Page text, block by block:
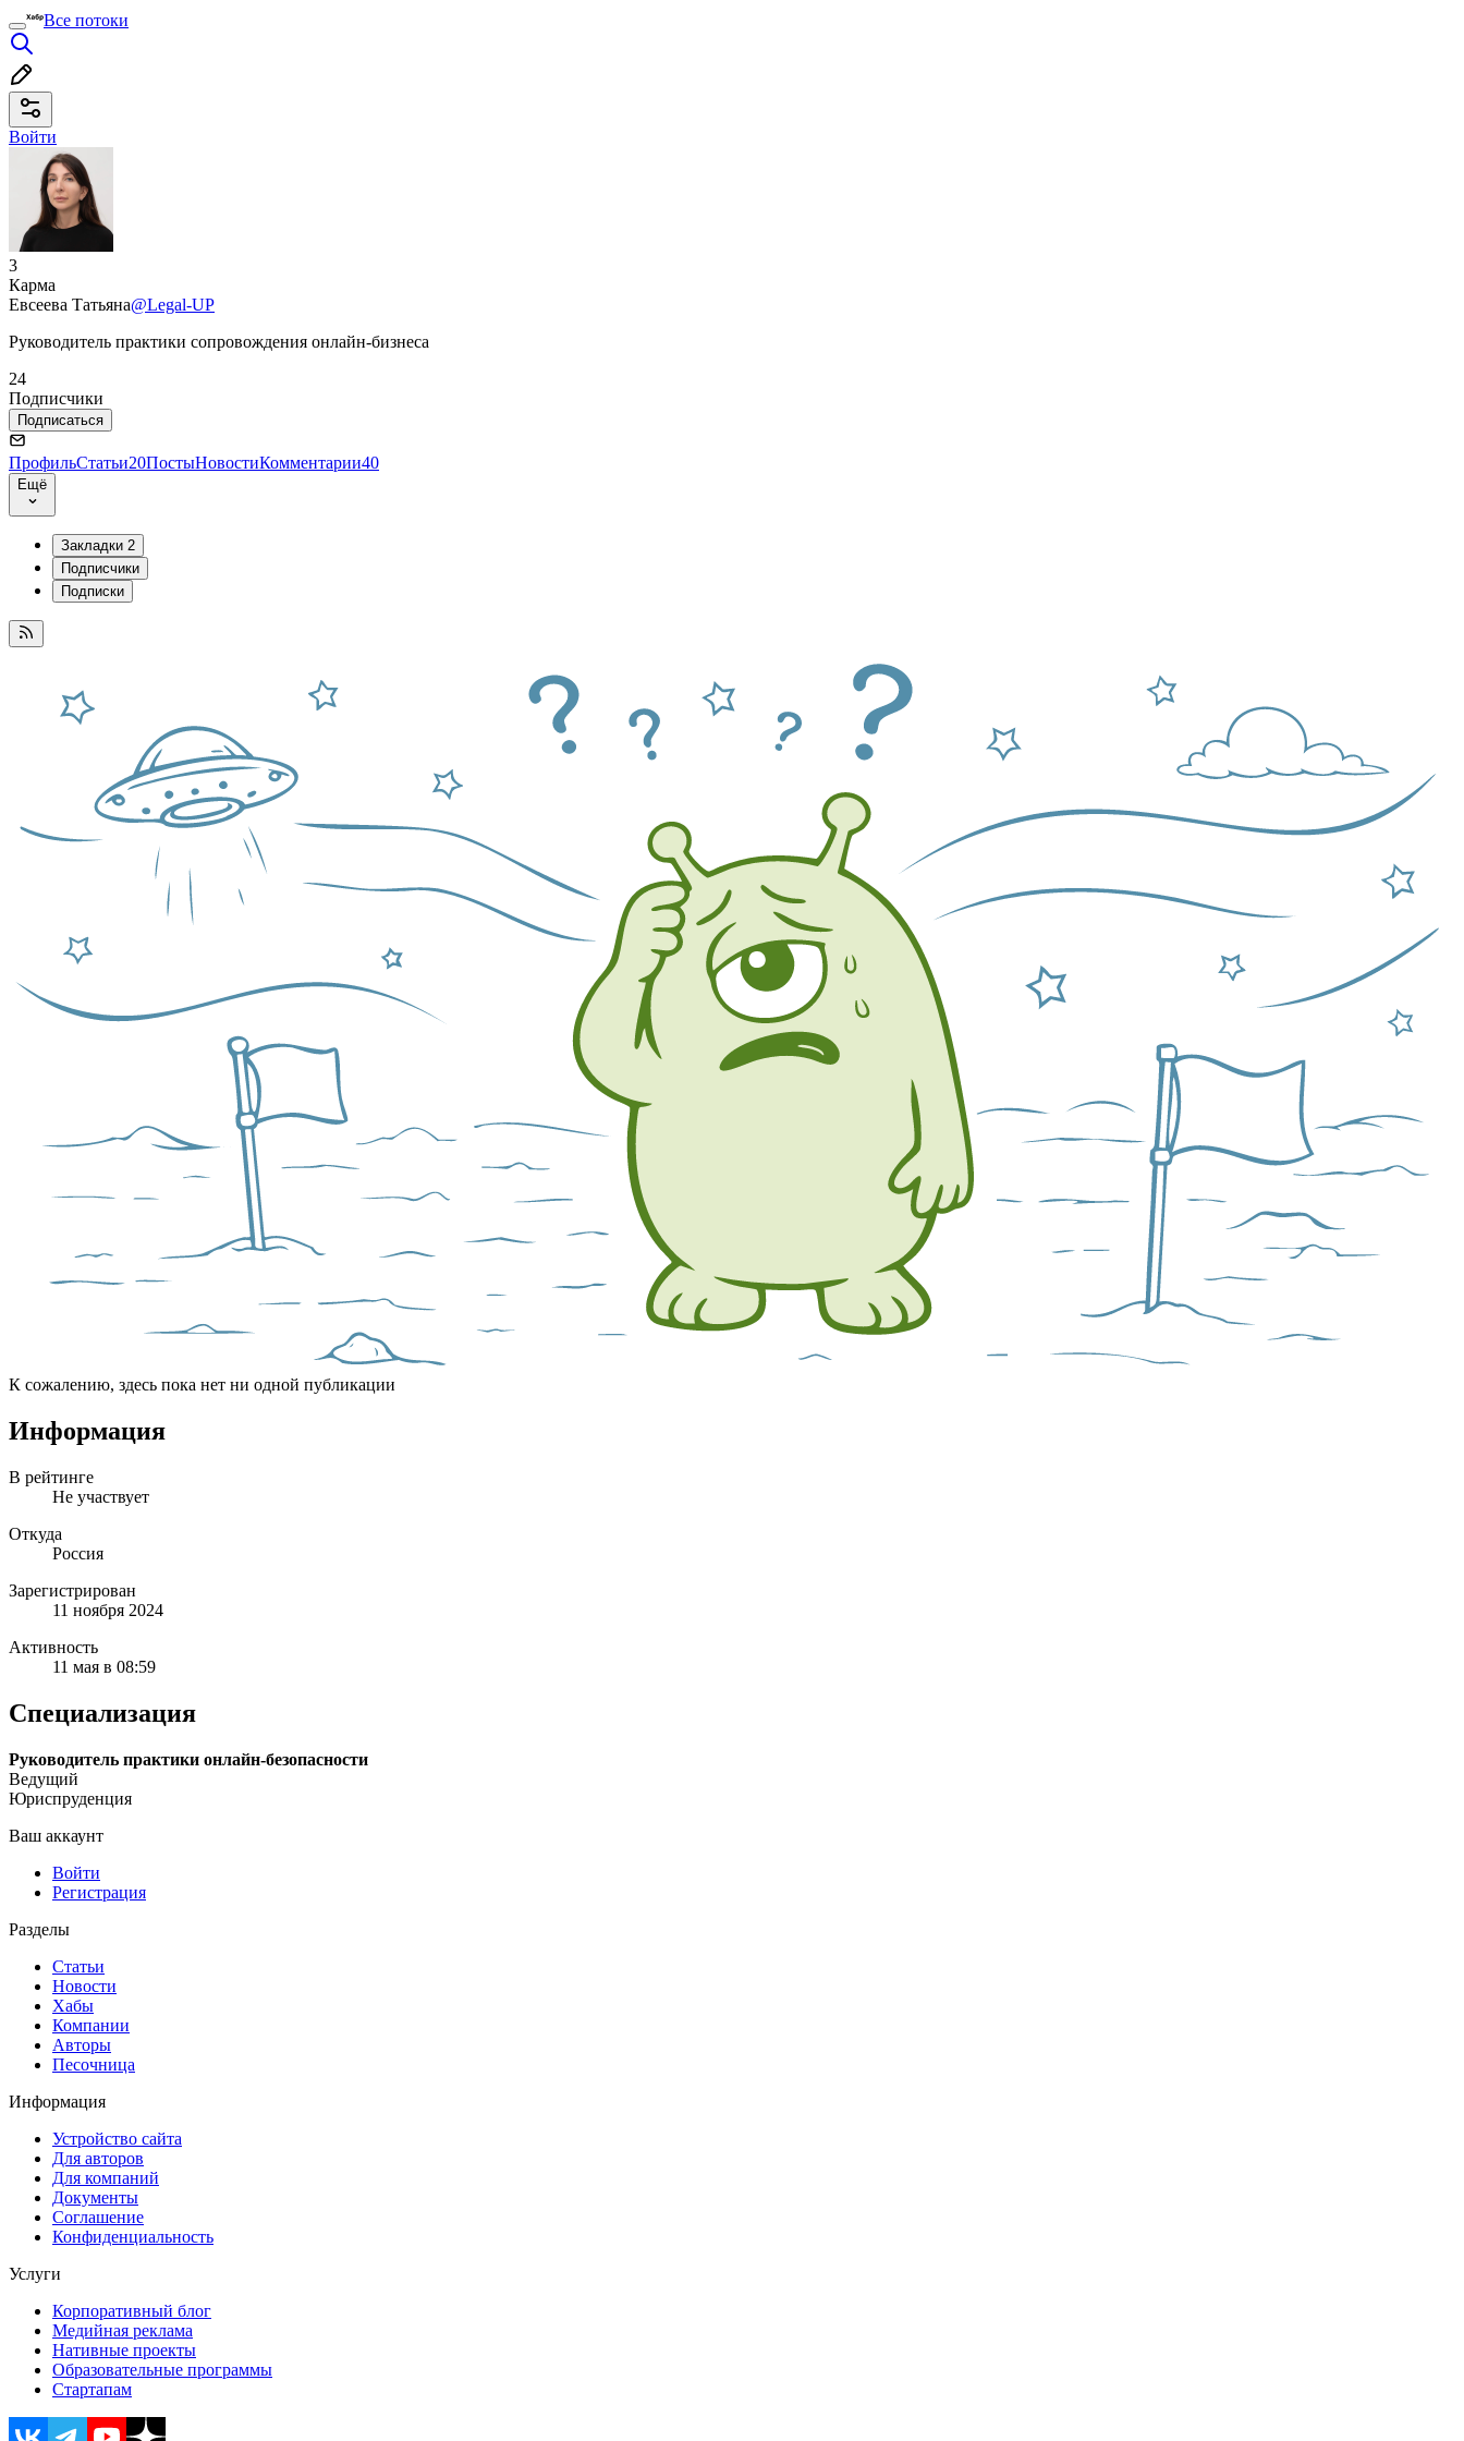
Все потоки
Войти
3
Карма
Евсеева Татьяна@Legal-UP
Руководитель практики сопровождения онлайн-бизнеса
24
Подписчики
Подписаться
ПрофильСтатьи20ПостыНовостиКомментарии40
Ещё
Закладки 2
Подписчики
Подписки
К сожалению, здесь пока нет ни одной публикации
Информация
В рейтинге
Не участвует
Откуда
Россия
Зарегистрирован
11 ноября 2024
Активность
11 мая в 08:59
Специализация
Руководитель практики онлайн-безопасности
Ведущий
Юриспруденция
Ваш аккаунт
Войти
Регистрация
Разделы
Статьи
Новости
Хабы
Компании
Авторы
Песочница
Информация
Устройство сайта
Для авторов
Для компаний
Документы
Соглашение
Конфиденциальность
Услуги
Корпоративный блог
Медийная реклама
Нативные проекты
Образовательные программы
Стартапам